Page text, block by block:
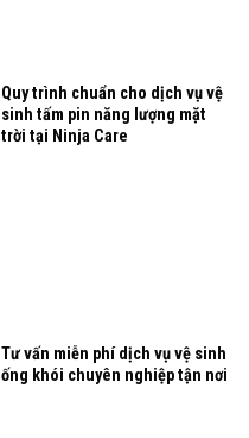
Quy trình chuẩn cho dịch vụ vệ
sinh tấm pin năng lượng mặt
trời tại Ninja Care
Tư vấn miễn phí dịch vụ vệ sinh
ống khói chuyên nghiệp tận nơi